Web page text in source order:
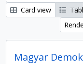
Card view
Magyar